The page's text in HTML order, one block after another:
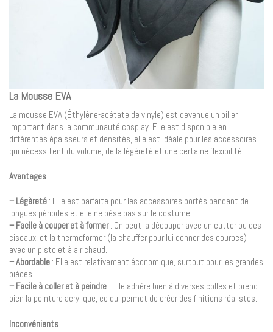
La Mousse EVA
La mousse EVA (Éthylène-acétate de vinyle) est devenue un pilier
important dans la communauté cosplay. Elle est disponible en
différentes épaisseurs et densités, elle est idéale pour les accessoires
qui nécessitent du volume, de la légèreté et une certaine flexibilité.
Avantages
– Légèreté : Elle est parfaite pour les accessoires portés pendant de
longues périodes et elle ne pèse pas sur le costume.
– Facile à couper et à former: On peut la découper avec un cutter ou des
ciseaux, et la thermoformer (la chauffer pour lui donner des courbes)
avec un pistolet à air chaud.
– Abordable : Elle est relativement économique, surtout pour les grandes
pièces.
– Facile à coller et à peindre : Elle adhère bien à diverses colles et prend
bien la peinture acrylique, ce qui permet de créer des finitions réalistes.
Inconvénients